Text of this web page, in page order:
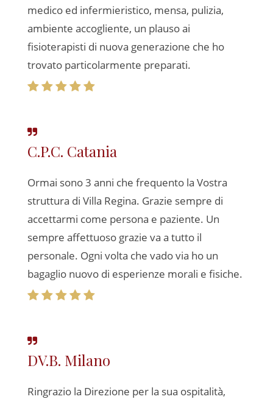
medico ed infermieristico, mensa, pulizia,
ambiente accogliente, un plauso ai
fisioterapisti di nuova generazione che ho
trovato particolarmente preparati.
C.P.C. Catania
Ormai sono 3 anni che frequento la Vostra
struttura di Villa Regina. Grazie sempre di
accettarmi come persona e paziente. Un
sempre affettuoso grazie va a tutto il
personale. Ogni volta che vado via ho un
bagaglio nuovo di esperienze morali e fisiche.
DV.B. Milano
Ringrazio la Direzione per la sua ospitalità,